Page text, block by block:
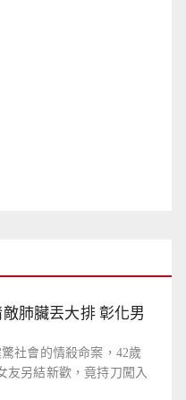
肺臟丟大排 彰化男
社會的情殺命案，42歲
友另結新歡，竟持刀闖入